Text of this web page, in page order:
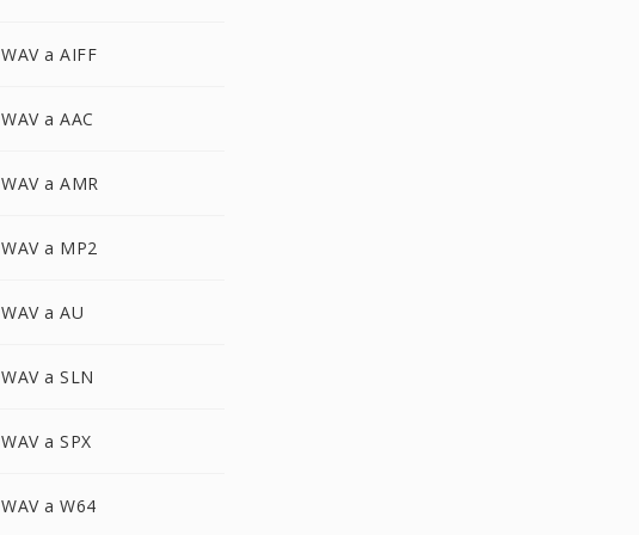
WAV a AIFF
WAV a AAC
WAV a AMR
WAV a MP2
WAV a AU
WAV a SLN
WAV a SPX
WAV a W64